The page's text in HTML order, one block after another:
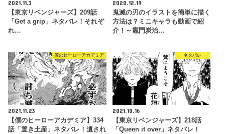
2021.11.3
【東京リベンジャーズ】209話
「Get a grip」ネタバレ！それぞ
れ…
2020.12.19
鬼滅の刃のイラストを簡単に描く
方法は？ミニキャラも動画で紹
介！～竈門炭治…
僕のヒーローアカデミア
2021.11.23
【僕のヒーローアカデミア】334
話「置き土産」ネタバレ！遺され
ネタバレ
2021.10.16
【東京リベンジャーズ】218話
「Queen it over」ネタバレ！